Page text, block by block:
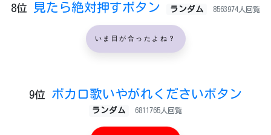
8位 見たら絶対押すボタン ランダム 8563974人回覧
いま目が合ったよね？
9位 ボカロ歌いやがれくださいボタン
ランダム 6811765人回覧